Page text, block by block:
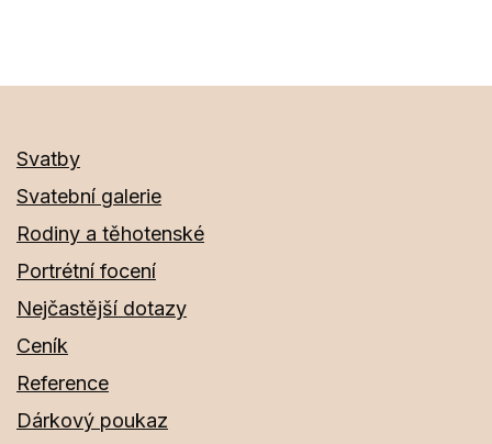
Svatby
Svatební galerie
Rodiny a těhotenské
Portrétní focení
Nejčastější dotazy
Ceník
Reference
Dárkový poukaz